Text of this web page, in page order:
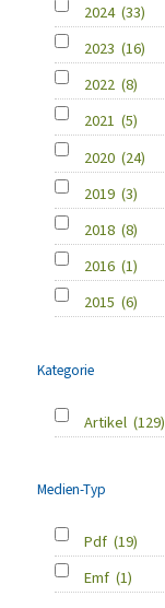
2024 (33)
2023 (16)
2022 (8)
2021 (5)
2020 (24)
2019 (3)
2018 (8)
2016 (1)
2015 (6)
Kategorie
Artikel (129)
Medien-Typ
Pdf (19)
Emf (1)